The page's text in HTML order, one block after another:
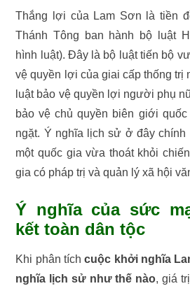
Thắng lợi của Lam Sơn là tiền
Thánh Tông ban hành bộ luật
hình luật). Đây là bộ luật tiến bộ
vệ quyền lợi của giai cấp thống trị
luật bảo vệ quyền lợi người phụ
bảo vệ chủ quyền biên giới
ngặt. Ý nghĩa lịch sử ở đây
một quốc gia vừa thoát khỏi
gia có pháp trị và quản lý xã hội
Ý nghĩa của sức
kết toàn dân tộc
Khi phân tíchcuộc khởi nghĩa
nghĩa lịch sử như thế nào, giá